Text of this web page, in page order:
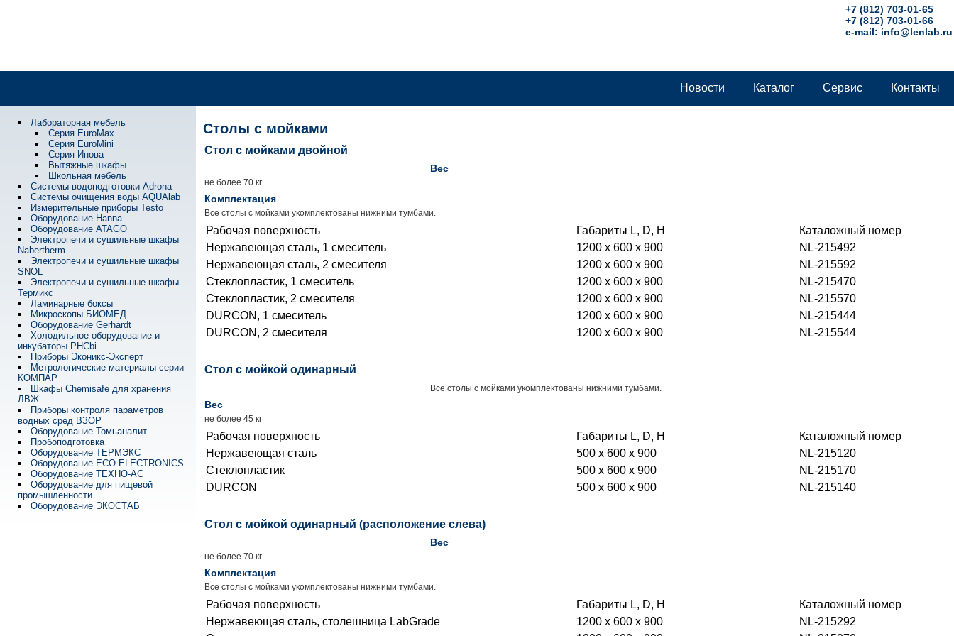
+7 (812) 703-01-65
+7 (812) 703-01-66
e-mail: info@lenlab.ru
Контакты
Сервис
Каталог
Новости
Лабораторная мебель
Серия EuroMax
Серия EuroMini
Серия Инова
Вытяжные шкафы
Школьная мебель
Системы водоподготовки Adrona
Системы очищения воды AQUAlab
Измерительные приборы Testo
Оборудование Hanna
Оборудование ATAGO
Электропечи и сушильные шкафы
Nabertherm
Электропечи и сушильные шкафы
SNOL
Электропечи и сушильные шкафы
Термикс
Ламинарные боксы
Микроскопы БИОМЕД
Оборудование Gerhardt
Холодильное оборудование и
инкубаторы PHCbi
Приборы Эконикс-Эксперт
Метрологические материалы серии
КОМПАР
Шкафы Chemisafe для хранения
ЛВЖ
Приборы контроля параметров
водных сред ВЗОР
Оборудование Томьаналит
Пробоподготовка
Оборудование ТЕРМЭКС
Оборудование ECO-ELECTRONICS
Оборудование ТЕХНО-АС
Оборудование для пищевой
промышленности
Оборудование ЭКОСТАБ
Столы с мойками
Стол с мойками двойной
Вес
не более 70 кг
Комплектация
Все столы с мойками укомплектованы нижними тумбами.
Рабочая поверхность Габариты L, D, H
Каталожный номер
Нержавеющая сталь, 1 смеситель
1200 x 600 x 900
NL-215492
Нержавеющая сталь, 2 смесителя
1200 x 600 x 900
NL-215592
Стеклопластик, 1 смеситель
1200 x 600 x 900
NL-215470
Стеклопластик, 2 смесителя
1200 x 600 x 900
NL-215570
DURCON, 1 смеситель
1200 x 600 x 900
NL-215444
DURCON, 2 смесителя
1200 x 600 x 900 NL-215544
Стол с мойкой одинарный
Все столы с мойками укомплектованы нижними тумбами.
Вес
не более 45 кг
Рабочая поверхность Габариты L, D, H
Каталожный номер
Нержавеющая сталь
500 x 600 x 900
NL-215120
Стеклопластик
500 x 600 x 900
NL-215170
DURCON
500 x 600 x 900 NL-215140
Стол с мойкой одинарный (расположение слева)
Вес
не более 70 кг
Комплектация
Все столы с мойками укомплектованы нижними тумбами.
Рабочая поверхность Габариты L, D, H
Каталожный номер
Нержавеющая сталь, столешница LabGrade
1200 x 600 x 900
NL-215292